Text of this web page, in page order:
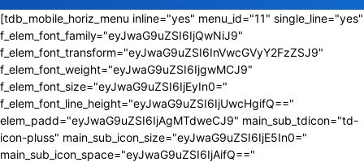
[tdb_mobile_horiz_menu inline="yes" menu_id="11" single_line="yes"
f_elem_font_family="eyJwaG9uZSI6IjQwNiJ9"
f_elem_font_transform="eyJwaG9uZSI6InVwcGVyY2FzZSJ9"
f_elem_font_weight="eyJwaG9uZSI6IjgwMCJ9"
f_elem_font_size="eyJwaG9uZSI6IjEyIn0="
f_elem_font_line_height="eyJwaG9uZSI6IjUwcHgifQ=="
elem_padd="eyJwaG9uZSI6IjAgMTdweCJ9" main_sub_tdicon="td-
icon-pluss" main_sub_icon_size="eyJwaG9uZSI6IjE5In0="
main_sub_icon_space="eyJwaG9uZSI6IjAifQ=="